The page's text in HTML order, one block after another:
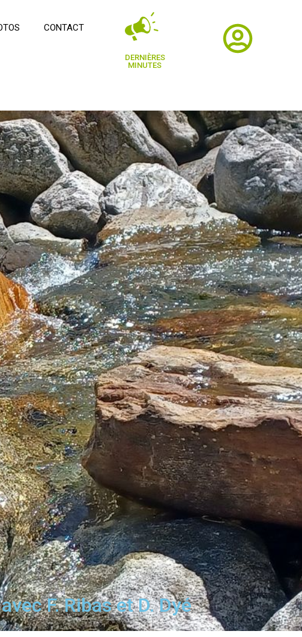
CONTACT
DERNIÈRES
MINUTES
F. Ribas et D. Dyé